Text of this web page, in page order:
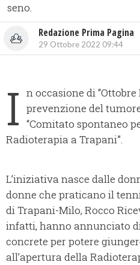
seno.
Redazione Prima Pagina
29 Ottobre 2022 09:44
I n occasione di
prevenzione del
“Comitato spontaneo
Radioterapia a Trapani”.
L’iniziativa nasce dalle
donne che praticano il
di Trapani-Milo, Rocco
infatti, hanno annunciato
concrete per potere
all’apertura della